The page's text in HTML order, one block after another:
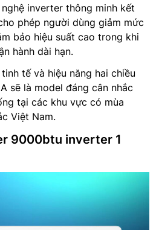
inverter thông minh kết
phép người dùng giảm mức
bảo hiệu suất cao trong khi
hành dài hạn.
tế và hiệu năng hai chiều
sẽ là model đáng cân nhắc
tại các khu vực có mùa
Việt Nam.
9000btu inverter 1